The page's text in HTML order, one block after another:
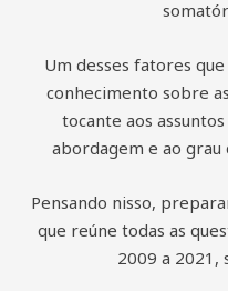
Um desses fatores
conhecimento sobre
tocante aos
abordagem e ao grau
Pensando nisso,
que reúne todas as
2009 a 2021,